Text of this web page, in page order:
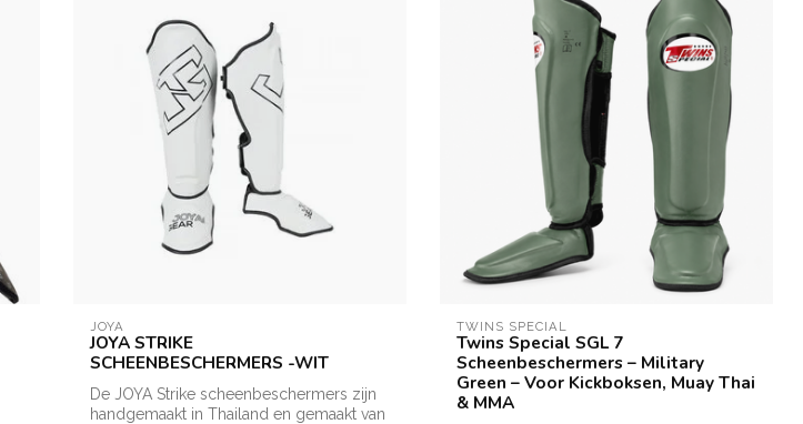
JOYA
JOYA STRIKE
SCHEENBESCHERMERS -WIT
De JOYA Strike scheenbeschermers zijn
handgemaakt in Thailand en gemaakt van
TWINS SPECIAL
Twins Special SGL 7
Scheenbeschermers – Military
Green – Voor Kickboksen, Muay Thai
& MMA